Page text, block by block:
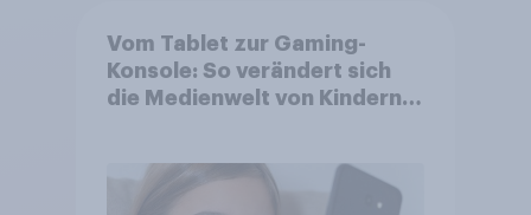
Vom Tablet zur Gaming-
Konsole: So verändert sich
die Medienwelt von Kindern